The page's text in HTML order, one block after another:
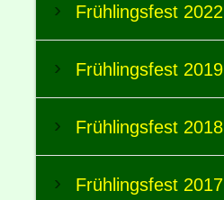
Frühlingsfest 2022
Frühlingsfest 2019
Frühlingsfest 2018
Frühlingsfest 2017